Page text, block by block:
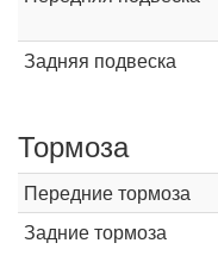
Задняя подвеска
Тормоза
Передние тормоза
Задние тормоза